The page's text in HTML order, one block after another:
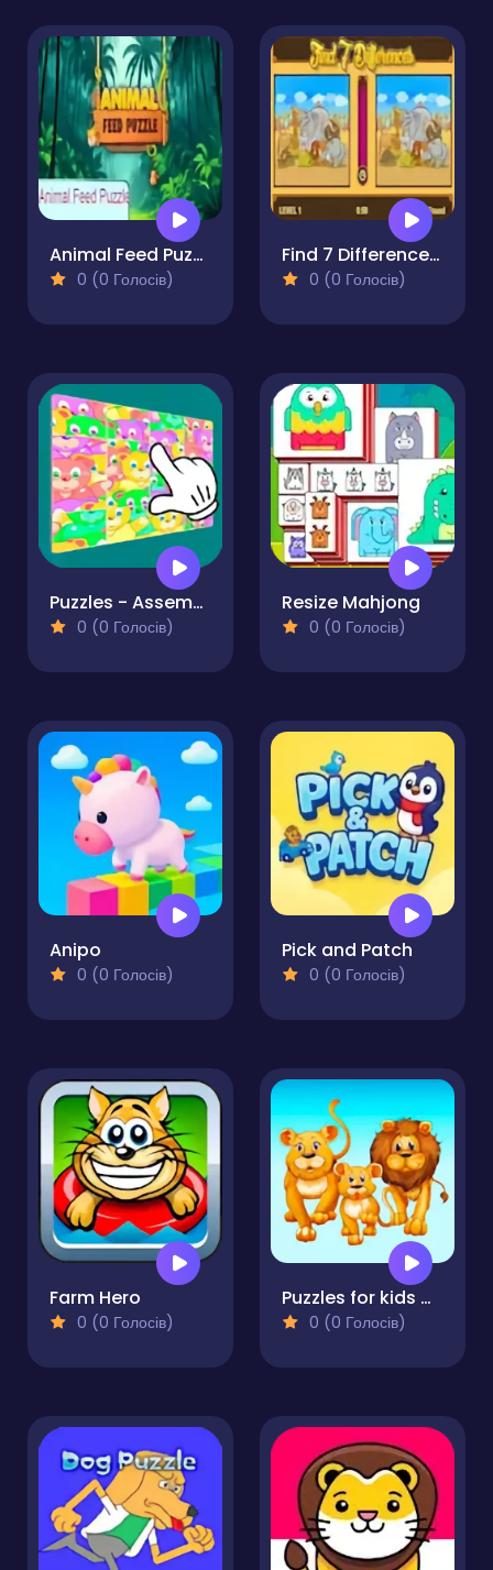
Animal Feed Puzzle
0 (0 Голосів)
Find 7 Differences Game
0 (0 Голосів)
Puzzles - Assemble picture
0 (0 Голосів)
Resize Mahjong
0 (0 Голосів)
Anipo
0 (0 Голосів)
Pick and Patch
0 (0 Голосів)
Farm Hero
0 (0 Голосів)
Puzzles for kids with animals sounds
0 (0 Голосів)